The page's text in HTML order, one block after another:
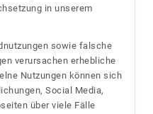
in unserem
sowie falsche
verursachen erhebliche
Nutzungen können sich
Social Media,
über viele Fälle